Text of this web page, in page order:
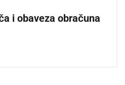
i obaveza obračuna